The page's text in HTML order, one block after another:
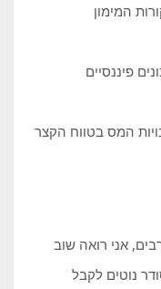
המימון
פיננסיים
המס בטווח הקצר
אני רואה שוב
נוטים לקבל